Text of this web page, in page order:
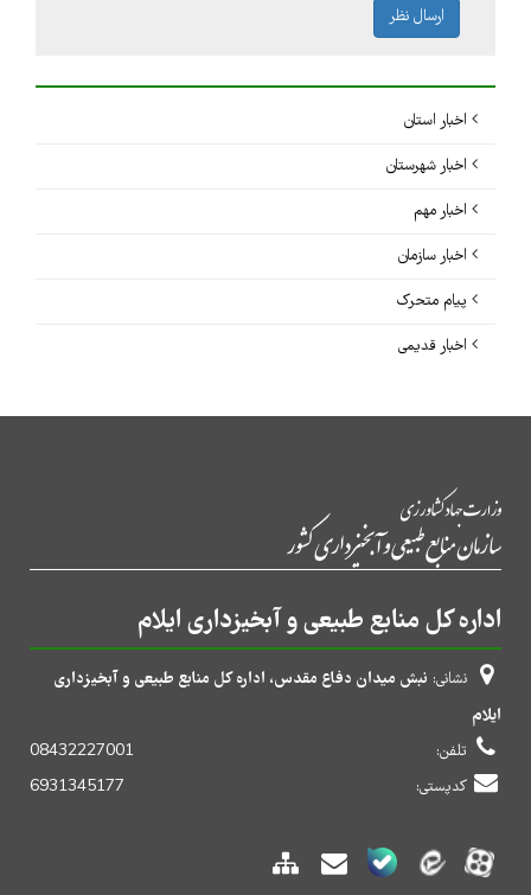
ارسال نظر
اخبار استان
اخبار شهرستان
اخبار مهم
اخبار سازمان
پیام متحرک
اخبار قدیمی
اداره کل منابع طبیعی و آبخیزداری ایلام
نشانی: نبش میدان دفاع مقدس، اداره کل منابع طبیعی و آبخیزداری
ایلام
تلفن:
08432227001
کدپستی:
6931345177